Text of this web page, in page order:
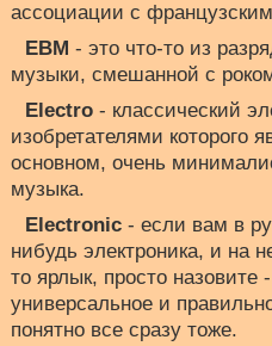
ассоциации с
EBM - это что-то из
музыки, смешанной с
Electro - классический
изобретателями которого
основном, очень
музыка.
Electronic - если вам в
нибудь электроника, и на
то ярлык, просто назовите
универсальное и
понятно все сразу тоже.